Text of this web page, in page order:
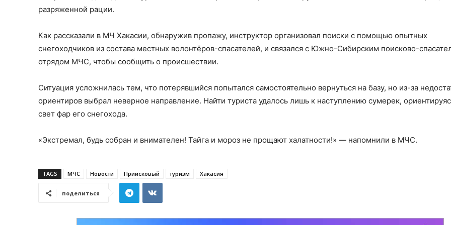
разряженной рации.
Как рассказали в МЧ Хакасии, обнаружив пропажу, инструктор организовал поиски с помощью опытных
снегоходчиков из состава местных волонтёров-спасателей, и связался с Южно-Сибирским поисково-
отрядом МЧС, чтобы сообщить о происшествии.
Ситуация усложнилась тем, что потерявшийся попытался самостоятельно вернуться на базу, но из-за
ориентиров выбрал неверное направление. Найти туриста удалось лишь к наступлению сумерек,
свет фар его снегохода.
«Экстремал, будь собран и внимателен! Тайга и мороз не прощают халатности!» — напомнили в МЧС.
TAGS МЧС Новости Приисковый туризм Хакасия
поделиться